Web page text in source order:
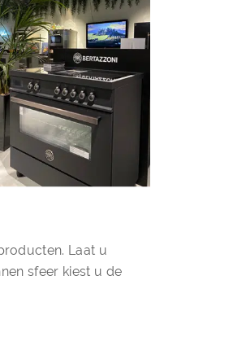
Laat u
sfeer kiest u de